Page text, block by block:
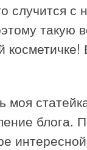
случится с
такую
косметичке!
моя
блога.